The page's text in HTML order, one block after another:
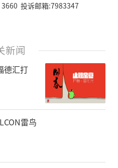
投诉邮箱:7983347
新闻
德汇打
雷鸟